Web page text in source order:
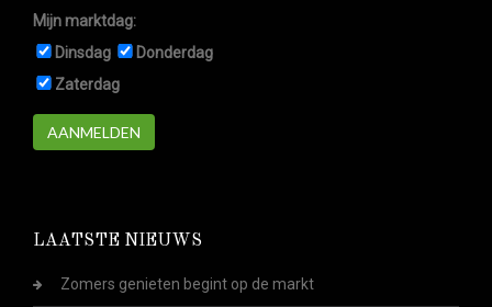
Mijn marktdag:
Dinsdag
Donderdag
Zaterdag
AANMELDEN
LAATSTE NIEUWS
Zomers genieten begint op de markt